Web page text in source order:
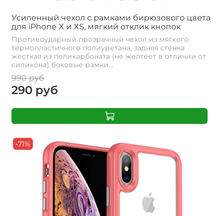
Усиленный чехол с рамками бирюзового цвета
для iPhone X и XS, мягкий отклик кнопок
Противоударный прозрачный чехол из мягкого
термопластичного полиуретана, задняя стенка
жесткая из поликарбоната (не желтеет в отличии от
силикона) боковые рамки...
990 руб
290 руб
-71%